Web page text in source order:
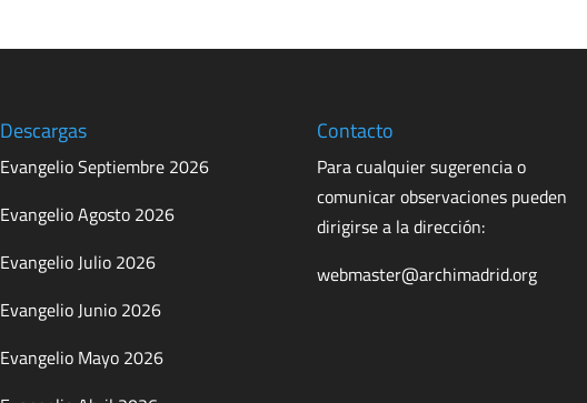
Descargas
Evangelio Septiembre 2026
Evangelio Agosto 2026
Evangelio Julio 2026
Evangelio Junio 2026
Evangelio Mayo 2026
Contacto
Para cualquier sugerencia o
comunicar observaciones pueden
dirigirse a la dirección:
webmaster@archimadrid.org